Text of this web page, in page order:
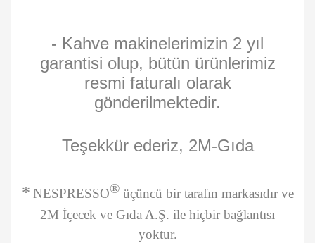
- Kahve makinelerimizin 2 yıl
garantisi olup, bütün ürünlerimiz
resmi faturalı olarak
gönderilmektedir.
Teşekkür ederiz, 2M-Gıda
* NESPRESSO®üçüncü bir tarafın markasıdır ve
2M İçecek ve Gıda A.Ş. ile hiçbir bağlantısı
yoktur.